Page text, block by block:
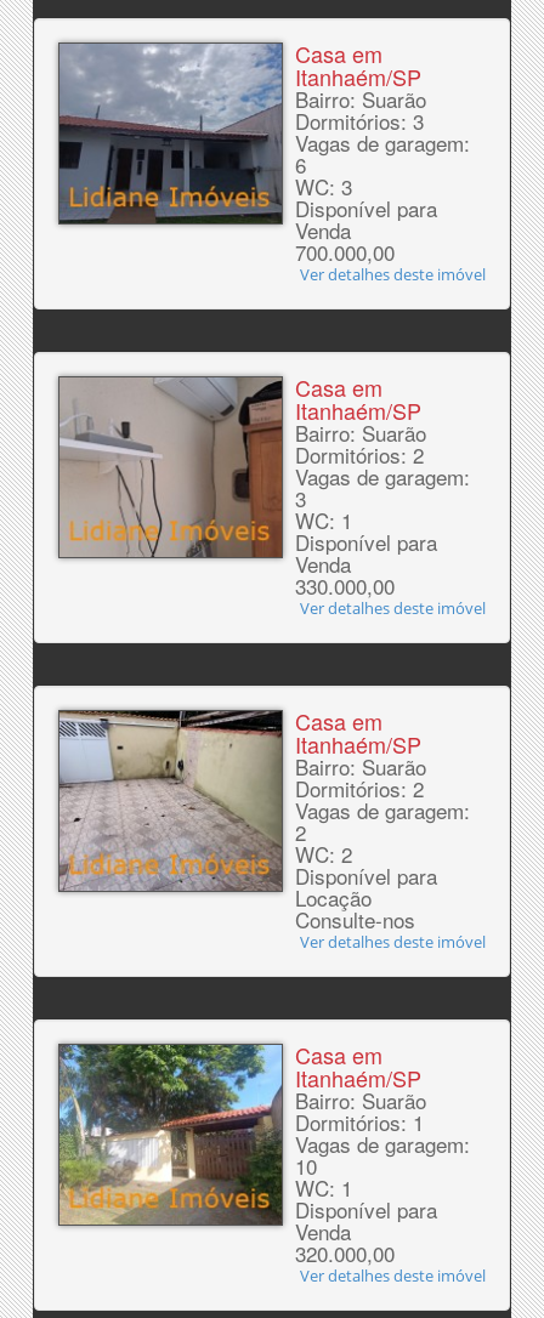
Casa em
Itanhaém/SP
Bairro: Suarão
Dormitórios: 3
Vagas de garagem:
6
WC: 3
Disponível para
Venda
700.000,00
Ver detalhes deste imóvel
Casa em
Itanhaém/SP
Bairro: Suarão
Dormitórios: 2
Vagas de garagem:
3
WC: 1
Disponível para
Venda
330.000,00
Ver detalhes deste imóvel
Casa em
Itanhaém/SP
Bairro: Suarão
Dormitórios: 2
Vagas de garagem:
2
WC: 2
Disponível para
Locação
Consulte-nos
Ver detalhes deste imóvel
Casa em
Itanhaém/SP
Bairro: Suarão
Dormitórios: 1
Vagas de garagem:
10
WC: 1
Disponível para
Venda
320.000,00
Ver detalhes deste imóvel